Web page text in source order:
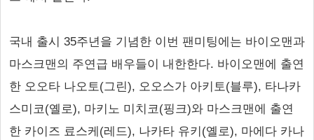
국내 출시 35주년을 기념한 이번 팬미팅에는 바이오맨과
마스크맨의 주연급 배우들이 내한한다. 바이오맨에 출연
한 오오타 나오토(그린), 오오스가 아키토(블루), 타나카
스미코(옐로), 마키노 미치코(핑크)와 마스크맨에 출연
한 카이즈 료스케(레드), 나카타 유키(옐로), 마에다 카나